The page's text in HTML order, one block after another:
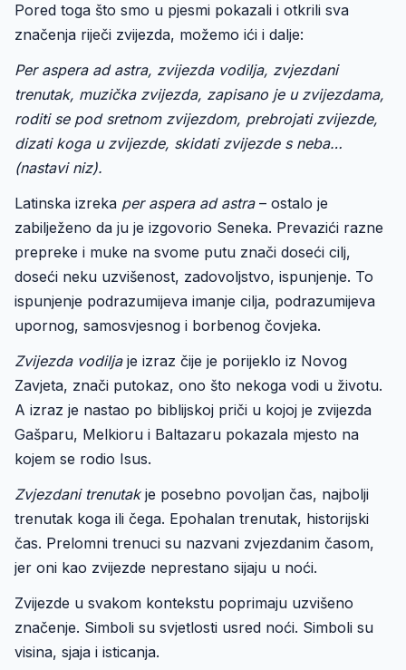
Pored toga što smo u pjesmi pokazali i otkrili sva
značenja riječi zvijezda, možemo ići i dalje:
Per aspera ad astra, zvijezda vodilja, zvjezdani
trenutak, muzička zvijezda, zapisano je u zvijezdama,
roditi se pod sretnom zvijezdom, prebrojati zvijezde,
dizati koga u zvijezde, skidati zvijezde s neba…
(nastavi niz).
Latinska izreka per aspera ad astra – ostalo je
zabilježeno da ju je izgovorio Seneka. Prevazići razne
prepreke i muke na svome putu znači doseći cilj,
doseći neku uzvišenost, zadovoljstvo, ispunjenje. To
ispunjenje podrazumijeva imanje cilja, podrazumijeva
upornog, samosvjesnog i borbenog čovjeka.
Zvijezda vodiljaje izraz čije je porijeklo iz Novog
Zavjeta, znači putokaz, ono što nekoga vodi u životu.
A izraz je nastao po biblijskoj priči u kojoj je zvijezda
Gašparu, Melkioru i Baltazaru pokazala mjesto na
kojem se rodio Isus.
Zvjezdani trenutakje posebno povoljan čas, najbolji
trenutak koga ili čega. Epohalan trenutak, historijski
čas. Prelomni trenuci su nazvani zvjezdanim časom,
jer oni kao zvijezde neprestano sijaju u noći.
Zvijezde u svakom kontekstu poprimaju uzvišeno
značenje. Simboli su svjetlosti usred noći. Simboli su
visina, sjaja i isticanja.